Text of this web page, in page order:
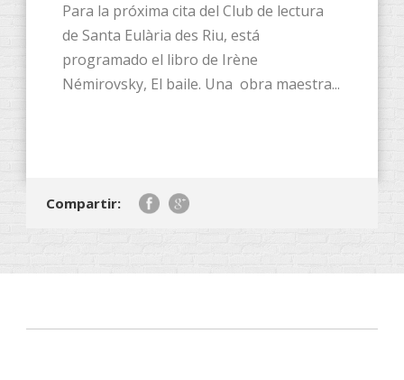
Para la próxima cita del Club de lectura
de Santa Eulària des Riu, está
programado el libro de Irène
Némirovsky, El baile. Una obra maestra...
Compartir: